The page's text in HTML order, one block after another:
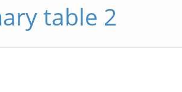
table 2